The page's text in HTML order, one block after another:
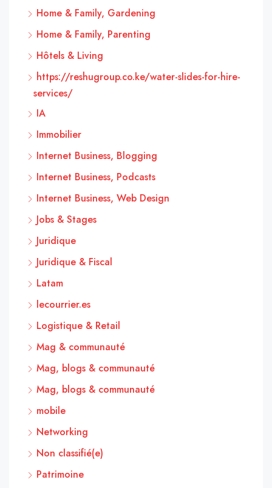
Home & Family, Gardening
Home & Family, Parenting
Hôtels & Living
https://reshugroup.co.ke/water-slides-for-hire-
services/
IA
Immobilier
Internet Business, Blogging
Internet Business, Podcasts
Internet Business, Web Design
Jobs & Stages
Juridique
Juridique & Fiscal
Latam
lecourrier.es
Logistique & Retail
Mag & communauté
Mag, blogs & communauté
Mag, blogs & communauté
mobile
Networking
Non classifié(e)
Patrimoine